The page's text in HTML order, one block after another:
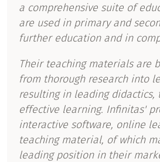
a comprehensive suite of
are used in primary and
further education and in
Their teaching materials are
from thorough research into
resulting in leading
effective learning. Infinitas'
interactive software, online
teaching material, of which
leading position in their